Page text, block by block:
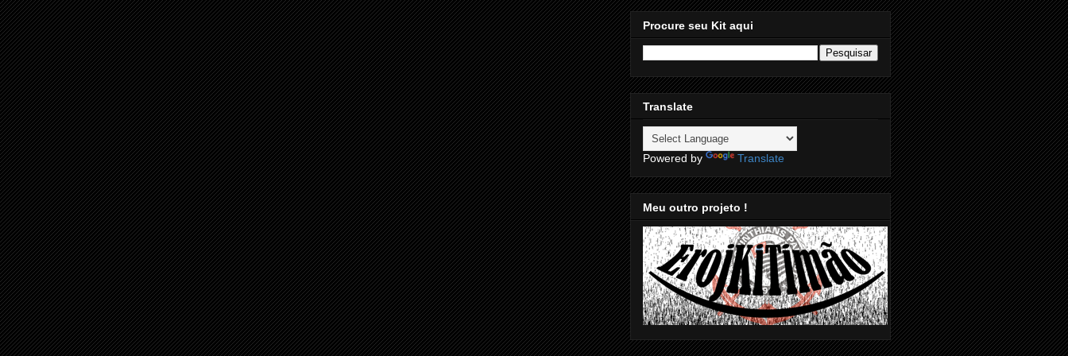
Procure seu Kit aqui
Translate
Powered by Translate
Meu outro projeto !